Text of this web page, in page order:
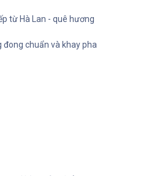
từ Hà Lan - quê hương
đong chuẩn và khay pha